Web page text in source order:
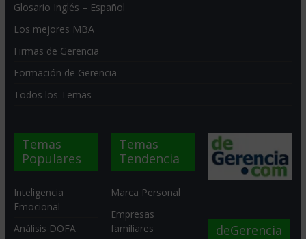
Glosario Inglés – Español
Los mejores MBA
Firmas de Gerencia
Formación de Gerencia
Todos los Temas
Temas
Populares
Inteligencia
Emocional
Análisis DOFA
Temas
Tendencia
Marca Personal
Empresas
familiares
deGerencia